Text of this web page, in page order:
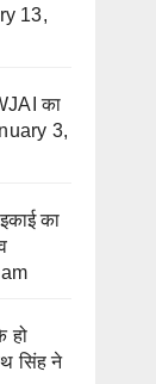
13,
का
3,
का
हो
सिंह ने